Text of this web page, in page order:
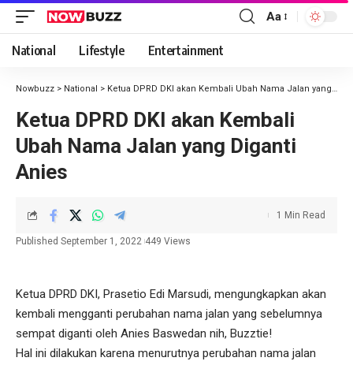
Aa
National Lifestyle Entertainment
Nowbuzz > National > Ketua DPRD DKI akan Kembali Ubah Nama Jalan yang Diganti Anies
Ketua DPRD DKI akan Kembali
Ubah Nama Jalan yang Diganti
Anies
Published September 1, 2022 449 Views
1 Min Read
Ketua DPRD DKI, Prasetio Edi Marsudi, mengungkapkan akan
kembali mengganti perubahan nama jalan yang sebelumnya
sempat diganti oleh Anies Baswedan nih, Buzztie!
Hal ini dilakukan karena menurutnya perubahan nama jalan